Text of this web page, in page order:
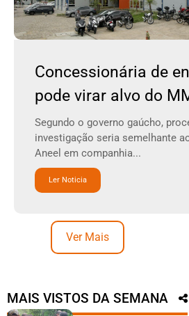
Concessionária de
pode virar alvo do
Segundo o governo gaúcho,
investigação seria semelhante
Aneel em companhia...
Ler Noticia
Ver Mais
MAIS VISTOS DA SEMANA